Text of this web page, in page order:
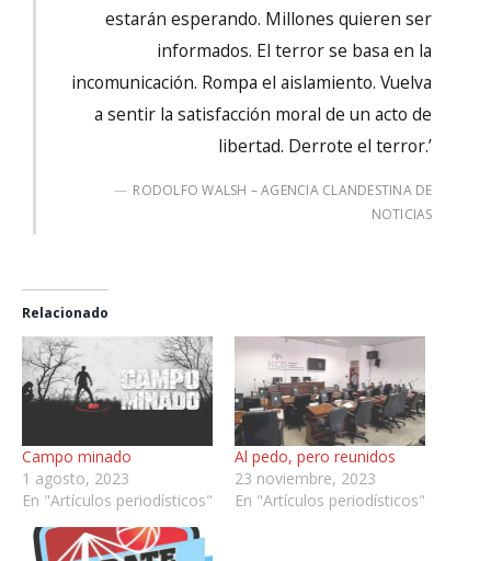
estarán esperando. Millones quieren ser
informados. El terror se basa en la
incomunicación. Rompa el aislamiento. Vuelva
a sentir la satisfacción moral de un acto de
libertad. Derrote el terror.’
RODOLFO WALSH – AGENCIA CLANDESTINA DE
NOTICIAS
Relacionado
Campo minado
1 agosto, 2023
En "Artículos periodísticos"
Al pedo, pero reunidos
23 noviembre, 2023
En "Artículos periodísticos"